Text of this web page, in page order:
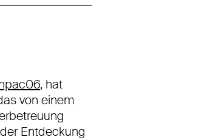
, hat
von einem
Entdeckung